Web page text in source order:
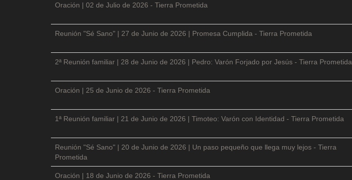
Oración | 02 de Julio de 2026 - Tierra Prometida
Reunión "Sé Sano" | 27 de Junio de 2026 | Promesa Cumplida - Tierra Prometida
2ª Reunión familiar | 28 de Junio de 2026 | Pedro: Varón Forjado por Jesús - Tierra Prometida
Oración | 25 de Junio de 2026 - Tierra Prometida
1ª Reunión familiar | 21 de Junio de 2026 | Timoteo: Varón con Identidad - Tierra Prometida
Reunión "Sé Sano" | 20 de Junio de 2026 | Un paso pequeño que llega muy lejos - Tierra
Prometida
Oración | 18 de Junio de 2026 - Tierra Prometida